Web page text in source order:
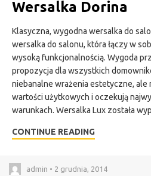
Wersalka Dorina
Klasyczna, wygodna wersalka do
wersalka do salonu, która łączy w
wysoką funkcjonalnością. Wygoda
propozycja dla wszystkich
niebanalne wrażenia estetyczne, ale
wartości użytkowych i oczekują
warunkach. Wersalka Lux została
CONTINUE READING
admin • 2 grudnia, 2014